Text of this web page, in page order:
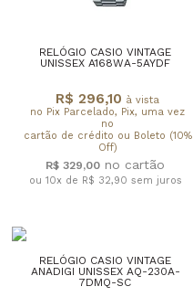
RELÓGIO CASIO VINTAGE
UNISSEX A168WA-5AYDF
R$ 296,10 à vista
no Pix Parcelado, Pix, uma vez
no
cartão de crédito ou Boleto (10%
Off)
R$ 329,00
ou 10x de R$ 32,90 sem juros
RELÓGIO CASIO VINTAGE
ANADIGI UNISSEX AQ-230A-
7DMQ-SC